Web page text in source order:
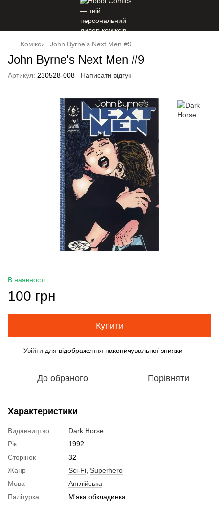
Комікси John Byrne's Next Men #9
John Byrne's Next Men #9
Артикул: 230528-008 Написати відгук
В наявності
100 грн
Купити
Увійти для відображення накопичувальної знижки
До обраного Порівняти
Характеристики
Видавництво
Dark Horse
Рік
1992
Сторінок
32
Жанр
Sci-Fi Superhero
Мова
Англійська
Палітурка
М'яка обкладинка